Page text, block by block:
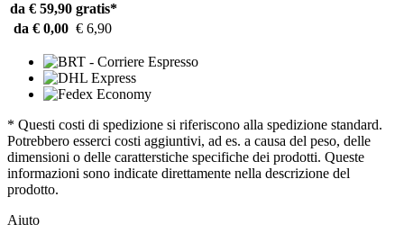
da € 59,90 gratis*
da € 0,00 € 6,90
* Questi costi di spedizione si riferiscono alla spedizione standard.
Potrebbero esserci costi aggiuntivi, ad es. a causa del peso, delle
dimensioni o delle caratterstiche specifiche dei prodotti. Queste
informazioni sono indicate direttamente nella descrizione del
prodotto.
Aiuto